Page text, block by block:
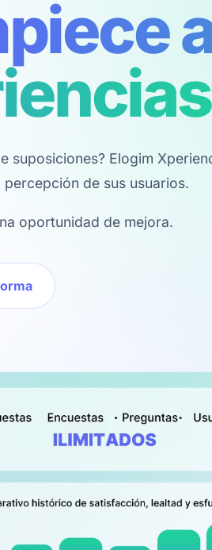
suposiciones? Elogim
de sus usuarios.
oportunidad de mejora.